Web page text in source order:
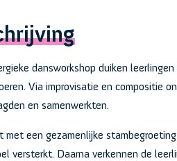
dansworkshop duiken
Via improvisatie en compositie
en samenwerkten.
met een gezamenlijke
versterkt. Daarna verkennen de